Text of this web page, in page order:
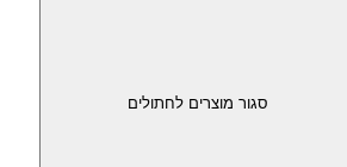
סגור מוצרים לחתולים